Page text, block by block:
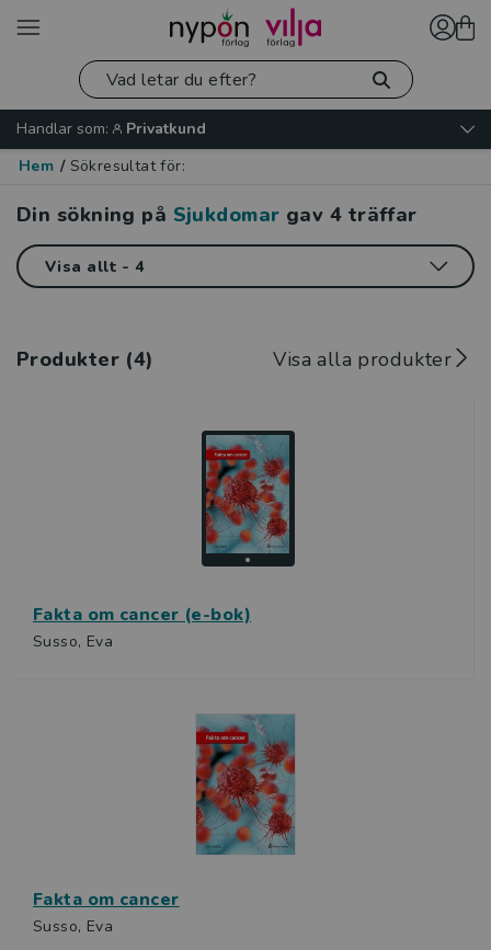
Handlar som:
Privatkund
Hem / Sökresultat för:
Din sökning på Sjukdomar gav 4 träffar
Produkter (4) Visa alla produkter
Fakta om cancer (e-bok)
Susso, Eva
Fakta om cancer
Susso, Eva